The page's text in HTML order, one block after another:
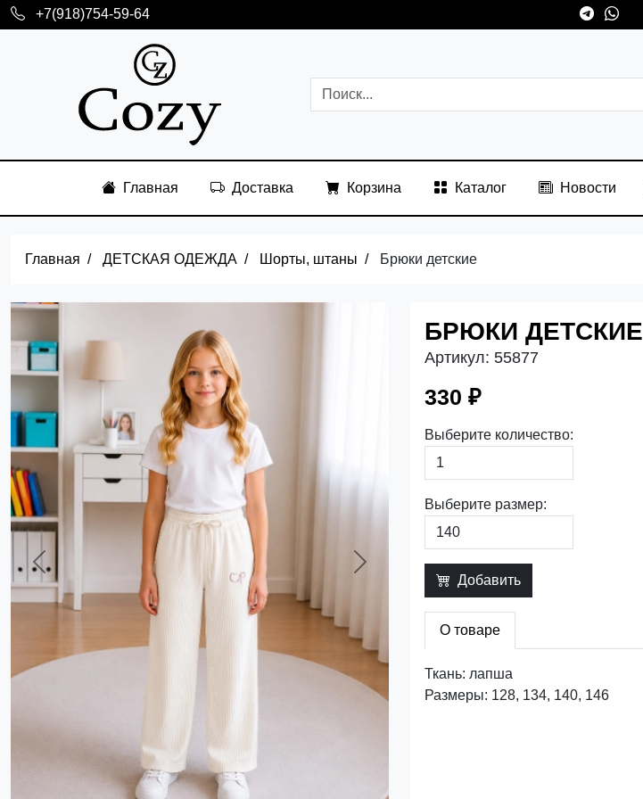
+7(918)754-59-64
Главная Доставка Корзина Каталог Новости
Главная ДЕТСКАЯ ОДЕЖДА Шорты, штаны Брюки детские
Previous Next
БРЮКИ ДЕТСКИЕ
Артикул: 55877
330 ₽
Выберите количество:
Выберите размер:
Добавить
О товаре
Ткань: лапша
Размеры: 128, 134, 140, 146